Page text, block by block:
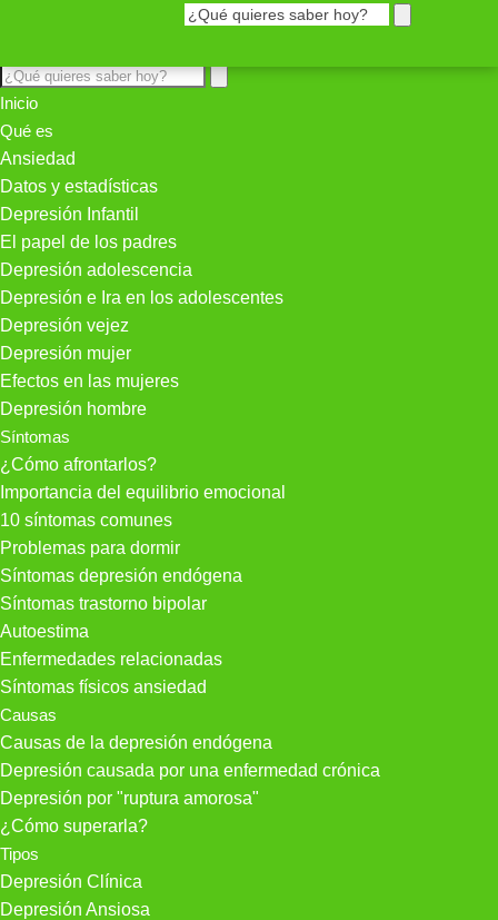
Inicio
Qué es
Ansiedad
Datos y estadísticas
Depresión Infantil
El papel de los padres
Depresión adolescencia
Depresión e Ira en los adolescentes
Depresión vejez
Depresión mujer
Efectos en las mujeres
Depresión hombre
Síntomas
¿Cómo afrontarlos?
Importancia del equilibrio emocional
10 síntomas comunes
Problemas para dormir
Síntomas depresión endógena
Síntomas trastorno bipolar
Autoestima
Enfermedades relacionadas
Síntomas físicos ansiedad
Causas
Causas de la depresión endógena
Depresión causada por una enfermedad crónica
Depresión por "ruptura amorosa"
¿Cómo superarla?
Tipos
Depresión Clínica
Depresión Ansiosa